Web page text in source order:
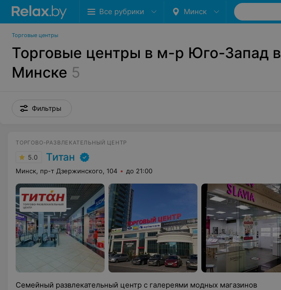
Все рубрики Минск
Торговые центры
Торговые центры в м-р Юго-Запад в
Минске 5
Фильтры
ТОРГОВО-РАЗВЛЕКАТЕЛЬНЫЙ ЦЕНТР
5.0 Титан
Минск, пр-т Дзержинского, 104 до 21:00
Семейный развлекательный центр с галереями модных магазинов